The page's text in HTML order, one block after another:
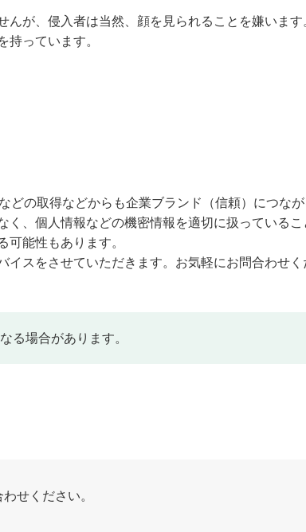
んが、侵入者は当然、顔を見られることを嫌います
持っています。
どの取得などからも企業ブランド（信頼）につな
、個人情報などの機密情報を適切に扱っているこ
能性もあります。
イスをさせていただきます。お気軽にお問合わせく
る場合があります。
せください。